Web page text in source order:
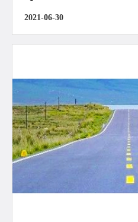
2021-06-30